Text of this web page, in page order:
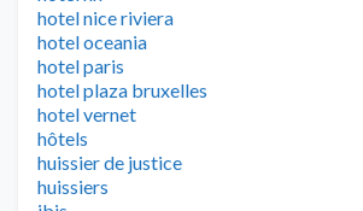
hotel nice riviera
hotel oceania
hotel paris
hotel plaza bruxelles
hotel vernet
hôtels
huissier de justice
huissiers